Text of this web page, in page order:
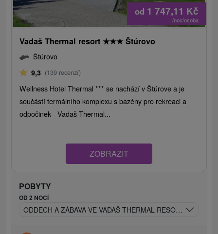
od 1 747,11 Kč
/noc/osoba
Vadaš Thermal resort ★★★ Štúrovo
Štúrovo
9,3 (139 recenzí)
Wellness Hotel Thermal *** se nachází v Štúrove a je
součástí termálního komplexu s bazény pro rekreaci a
odpočinek - Vadaš Thermal...
ZOBRAZIT
POBYTY
OD 2 NOCÍ
ODDECH A ZÁBAVA VE VADAŠ THERMAL RESORT: POBYT